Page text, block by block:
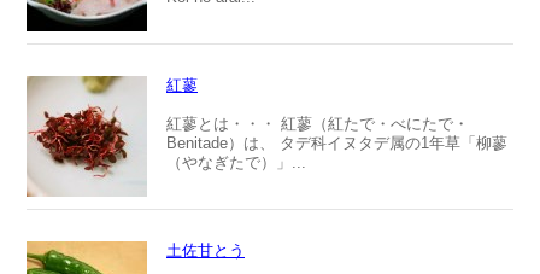
紅蓼
紅蓼とは・・・ 紅蓼（紅たで・べにたで・
Benitade）は、 タデ科イヌタデ属の1年草「柳蓼
（やなぎたで）」...
土佐甘とう